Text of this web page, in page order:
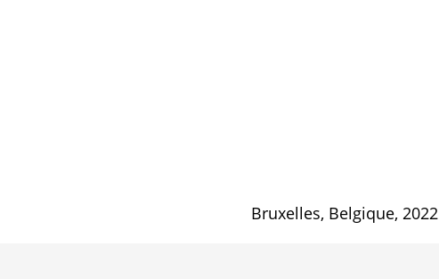
Bruxelles, Belgique, 2022